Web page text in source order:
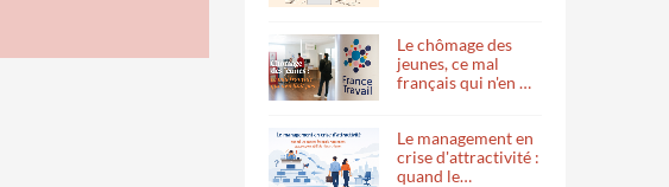
Le chômage des
jeunes, ce mal
français qui n'en …
Le management en
crise d'attractivité :
quand le…